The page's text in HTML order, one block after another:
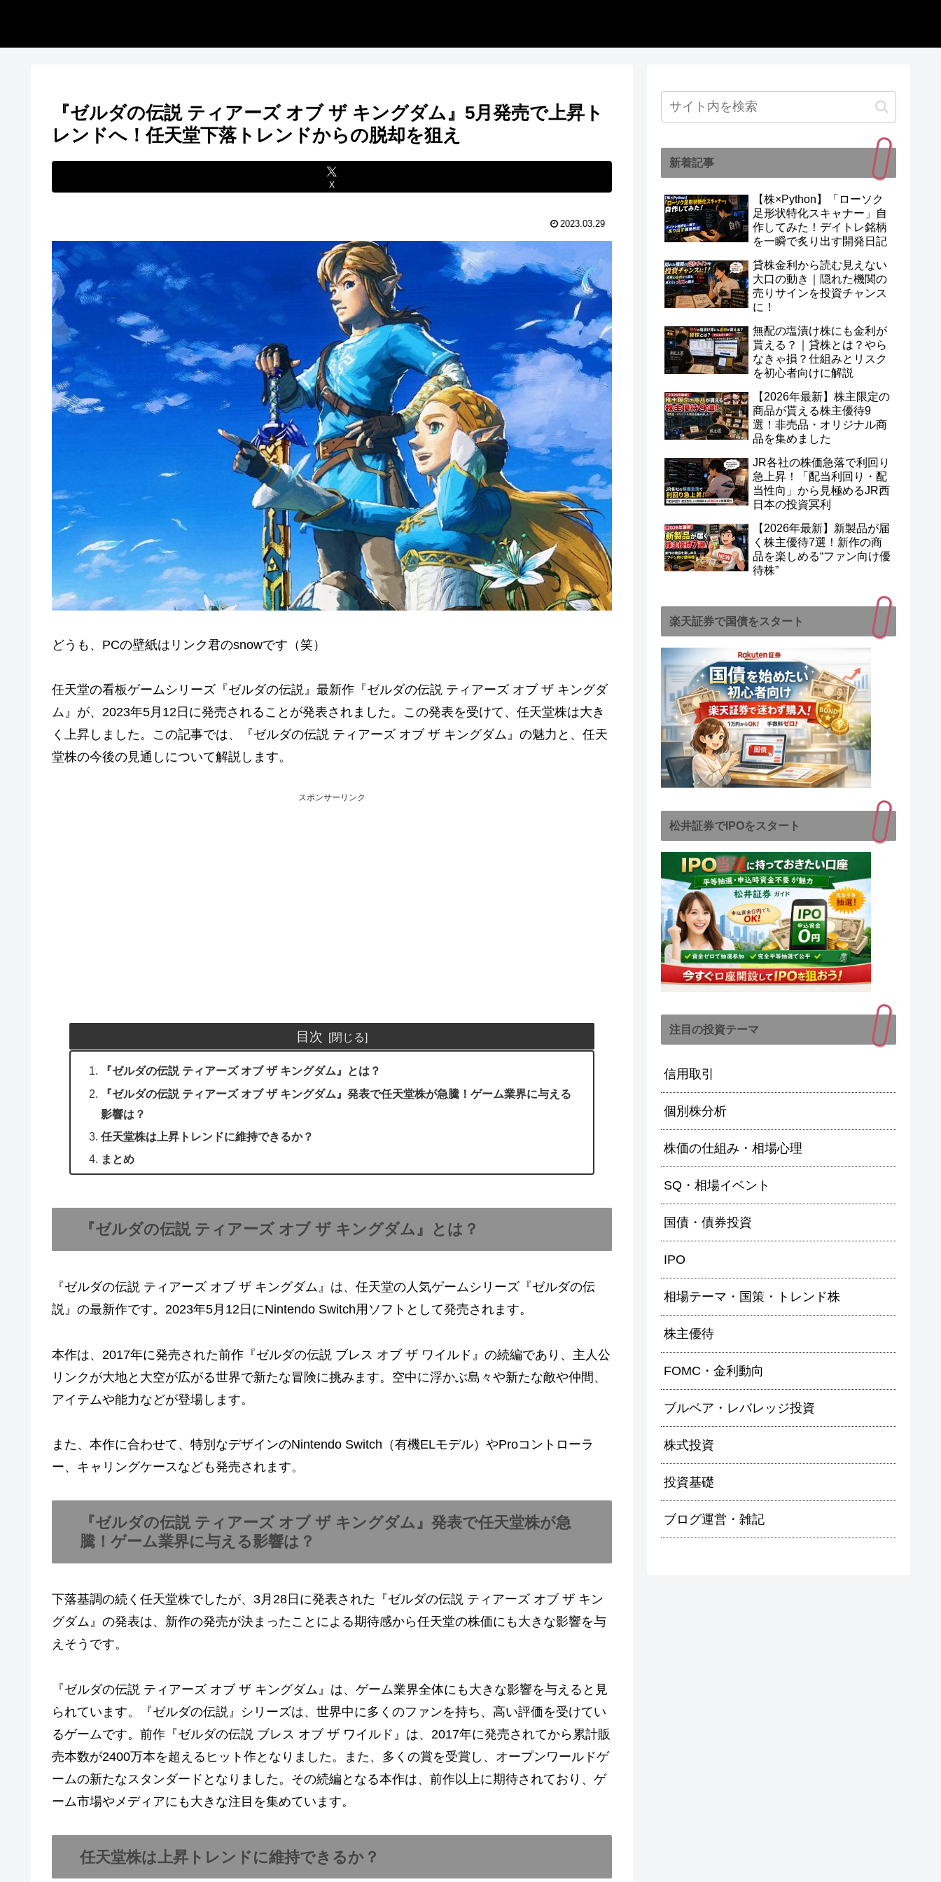
『ゼルダの伝説 ティアーズ オブ ザ キングダム』5月発売で上昇ト
レンドへ！任天堂下落トレンドからの脱却を狙え
X
2023.03.29
どうも、PCの壁紙はリンク君のsnowです（笑）
任天堂の看板ゲームシリーズ『ゼルダの伝説』最新作『ゼルダの伝説 ティアーズ オブ ザ キングダ
ム』が、2023年5月12日に発売されることが発表されました。この発表を受けて、任天堂株は大き
く上昇しました。この記事では、『ゼルダの伝説 ティアーズ オブ ザ キングダム』の魅力と、任天
堂株の今後の見通しについて解説します。
スポンサーリンク
目次
『ゼルダの伝説 ティアーズ オブ ザ キングダム』とは？
『ゼルダの伝説 ティアーズ オブ ザ キングダム』発表で任天堂株が急騰！ゲーム業界に与える
影響は？
任天堂株は上昇トレンドに維持できるか？
まとめ
『ゼルダの伝説 ティアーズ オブ ザ キングダム』とは？
『ゼルダの伝説 ティアーズ オブ ザ キングダム』は、任天堂の人気ゲームシリーズ『ゼルダの伝
説』の最新作です。2023年5月12日にNintendo Switch用ソフトとして発売されます。
本作は、2017年に発売された前作『ゼルダの伝説 ブレス オブ ザ ワイルド』の続編であり、主人公
リンクが大地と大空が広がる世界で新たな冒険に挑みます。空中に浮かぶ島々や新たな敵や仲間、
アイテムや能力などが登場します。
また、本作に合わせて、特別なデザインのNintendo Switch（有機ELモデル）やProコントローラ
ー、キャリングケースなども発売されます。
『ゼルダの伝説 ティアーズ オブ ザ キングダム』発表で任天堂株が急
騰！ゲーム業界に与える影響は？
下落基調の続く任天堂株でしたが、3月28日に発表された『ゼルダの伝説 ティアーズ オブ ザ キン
グダム』の発表は、新作の発売が決まったことによる期待感から任天堂の株価にも大きな影響を与
えそうです。
『ゼルダの伝説 ティアーズ オブ ザ キングダム』は、ゲーム業界全体にも大きな影響を与えると見
られています。『ゼルダの伝説』シリーズは、世界中に多くのファンを持ち、高い評価を受けてい
るゲームです。前作『ゼルダの伝説 ブレス オブ ザ ワイルド』は、2017年に発売されてから累計販
売本数が2400万本を超えるヒット作となりました。また、多くの賞を受賞し、オープンワールドゲ
ームの新たなスタンダードとなりました。その続編となる本作は、前作以上に期待されており、ゲ
ーム市場やメディアにも大きな注目を集めています。
任天堂株は上昇トレンドに維持できるか？
新着記事
【株×Python】「ローソク
足形状特化スキャナー」自
作してみた！デイトレ銘柄
を一瞬で炙り出す開発日記
貸株金利から読む見えない
大口の動き｜隠れた機関の
売りサインを投資チャンス
に！
無配の塩漬け株にも金利が
貰える？｜貸株とは？やら
なきゃ損？仕組みとリスク
を初心者向けに解説
【2026年最新】株主限定の
商品が貰える株主優待9
選！非売品・オリジナル商
品を集めました
JR各社の株価急落で利回り
急上昇！「配当利回り・配
当性向」から見極めるJR西
日本の投資冥利
【2026年最新】新製品が届
く株主優待7選！新作の商
品を楽しめる“ファン向け優
待株”
楽天証券で国債をスタート
松井証券でIPOをスタート
注目の投資テーマ
信用取引
個別株分析
株価の仕組み・相場心理
SQ・相場イベント
国債・債券投資
IPO
相場テーマ・国策・トレンド株
株主優待
FOMC・金利動向
ブルベア・レバレッジ投資
株式投資
投資基礎
ブログ運営・雑記